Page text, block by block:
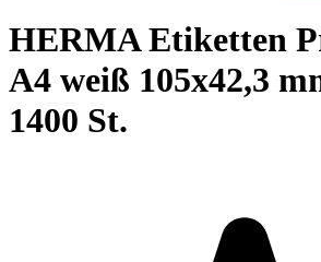
HERMA Etiketten
A4 weiß 105x42,3
1400 St.